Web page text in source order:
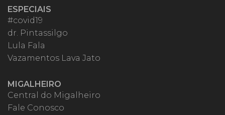
ESPECIAIS
#covid19
dr. Pintassilgo
Lula Fala
Vazamentos Lava Jato
MIGALHEIRO
Central do Migalheiro
Fale Conosco